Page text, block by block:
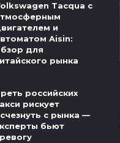
Tacqua с
и
Aisin:
для
рынка
российских
рискует
с рынка —
бьют